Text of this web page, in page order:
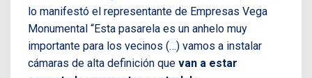
lo manifestó el representante de Empresas Vega
Monumental “Esta pasarela es un anhelo muy
importante para los vecinos (…) vamos a instalar
cámaras de alta definición que van a estar